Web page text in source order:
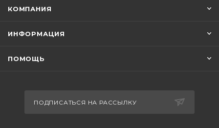
КОМПАНИЯ
ИНФОРМАЦИЯ
ПОМОЩЬ
ПОДПИСАТЬСЯ НА РАССЫЛКУ